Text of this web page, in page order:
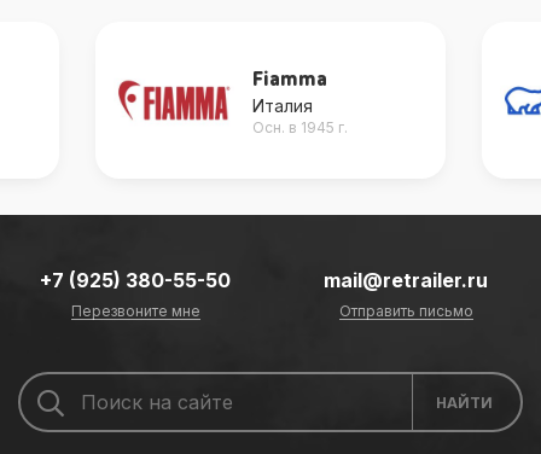
Fiamma
Италия
Осн. в 1945 г.
+7 (925) 380-55-50
Перезвоните мне
mail@retrailer.ru
Отправить письмо